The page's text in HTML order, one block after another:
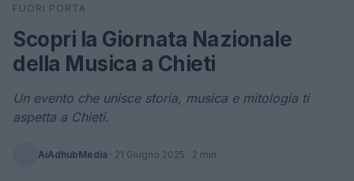
Cerca
FUORI PORTA
Scopri la Giornata Nazionale
della Musica a Chieti
Un evento che unisce storia, musica e mitologia ti
aspetta a Chieti.
AiAdhubMedia · 21 Giugno 2025 · 2 min